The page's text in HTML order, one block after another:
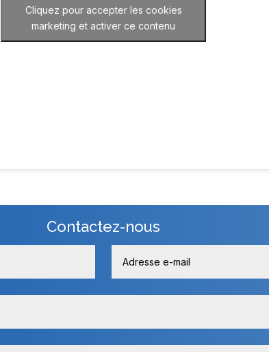
Cliquez pour accepter les cookies
marketing et activer ce contenu
Contactez-nous